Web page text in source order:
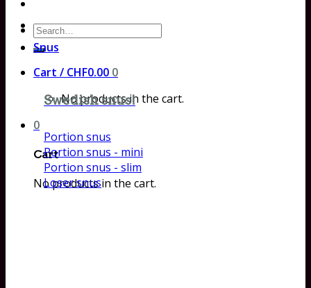
Search
for:
Cart / CHF0.00 0
No products in the cart.
0
Cart
No products in the cart.
Snus
Swedish snus!
Portion snus
Portion snus - mini
Portion snus - slim
Loser snus